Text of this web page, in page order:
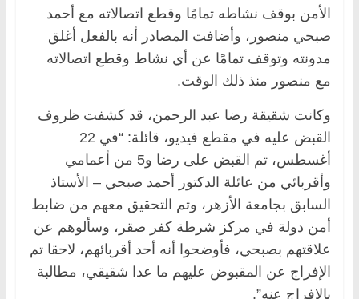
الأمن بوقف نشاطه تمامًا وقطع اتصالاته مع أحمد
صبحي منصور، وأضافت المصادر أنه بالفعل أغلق
مدونته وتوقف تمامًا عن أي نشاط وقطع اتصالاته
مع منصور منذ ذلك الوقت.
وكانت شقيقة رضا عبد الرحمن، قد كشفت ظروف
القبض عليه في مقطع فيديو، قائلة: “في 22
أغسطس، تم القبض على رضا و5 من أعمامي
وأقربائي من عائلة الدكتور أحمد صبحي – الأستاذ
السابق بجامعة الأزهر، وتم التحقيق معهم من ضابط
أمن دولة في مركز شرطة كفر صقر، وسألوهم عن
علاقتهم بصبحي، فأوضحوا أنه أحد أقربائهم، لاحقا تم
الإفراج عن المقبوض عليهم ما عدا شقيقي، مطالبة
بالإفراج عنه”.